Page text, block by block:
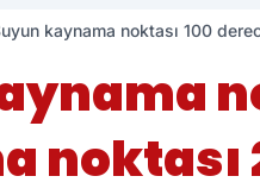
kaynama noktası 100
noktası